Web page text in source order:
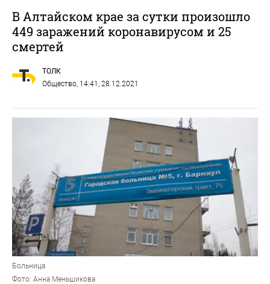
В Алтайском крае за сутки произошло
449 заражений коронавирусом и 25
смертей
ТОЛК
Общество, 14:41, 28.12.2021
Больница
Фото: Анна Меньшикова